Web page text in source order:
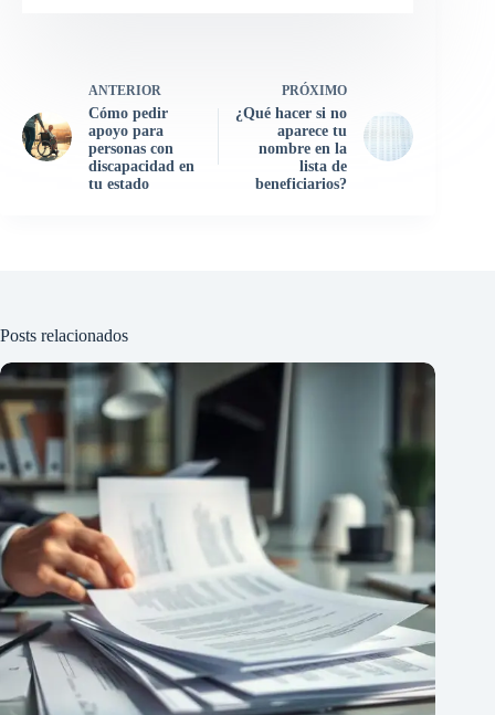
ANTERIOR
Cómo pedir
apoyo para
personas con
discapacidad en
tu estado
PRÓXIMO
¿Qué hacer si no
aparece tu
nombre en la
lista de
beneficiarios?
Posts relacionados